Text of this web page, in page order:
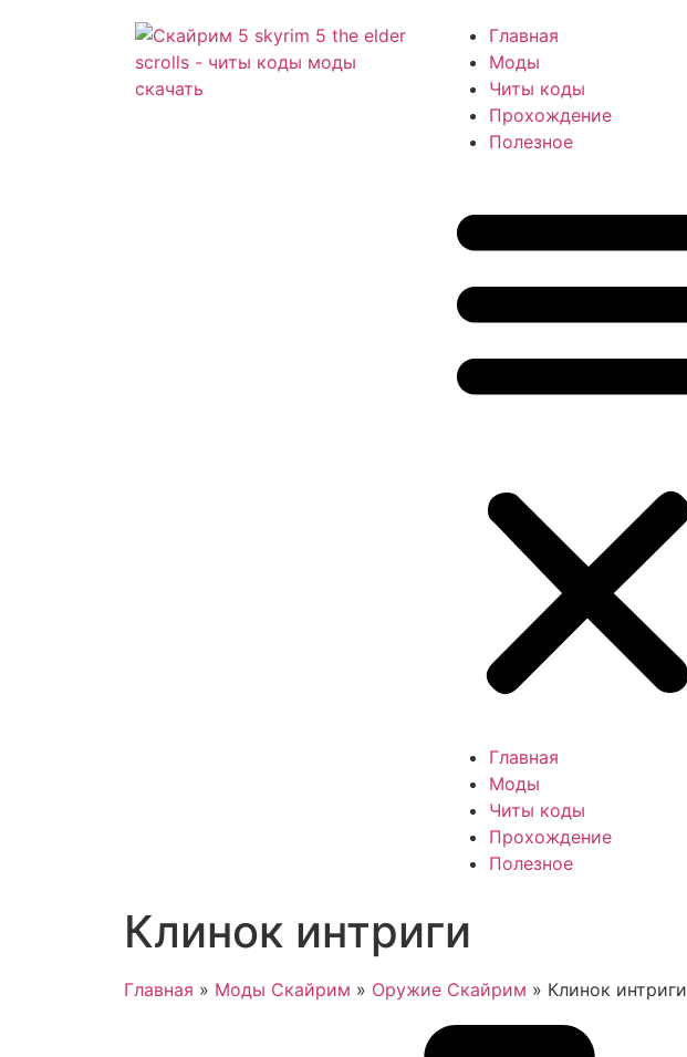
Главная
Моды
Читы коды
Прохождение
Полезное
Главная
Моды
Читы коды
Прохождение
Полезное
Клинок интриги
Главная » Моды Скайрим » Оружие Скайрим » Клинок интриги